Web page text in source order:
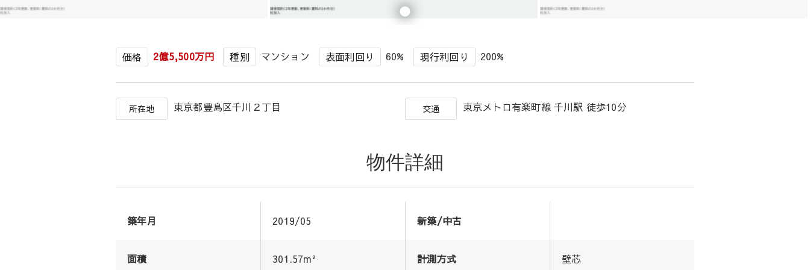
価格 2億5,500万円 種別 マンション 表面利回り 60% 現行利回り 200%
所在地 東京都豊島区千川２丁目 交通 東京メトロ有楽町線 千川駅 徒歩10分
物件詳細
築年月 2019/05 新築/中古
面積 301.57m² 計測方式 壁芯